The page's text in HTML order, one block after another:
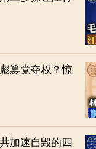
篡党夺权？惊
加速自毁的四